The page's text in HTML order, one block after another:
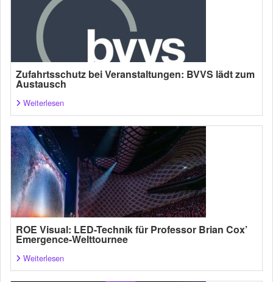
Zufahrtsschutz bei Veranstaltungen: BVVS lädt zum
Austausch
Weiterlesen
ROE Visual: LED-Technik für Professor Brian Cox’
Emergence-Welttournee
Weiterlesen